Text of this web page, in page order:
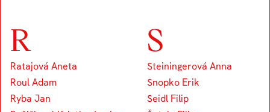
R
Ratajová Aneta
Roul Adam
Ryba Jan
S
Steiningerová Anna
Snopko Erik
Seidl Filip